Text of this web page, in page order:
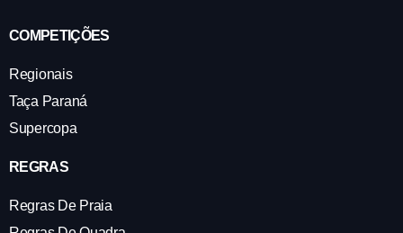
COMPETIÇÕES
Regionais
Taça Paraná
Supercopa
REGRAS
Regras De Praia